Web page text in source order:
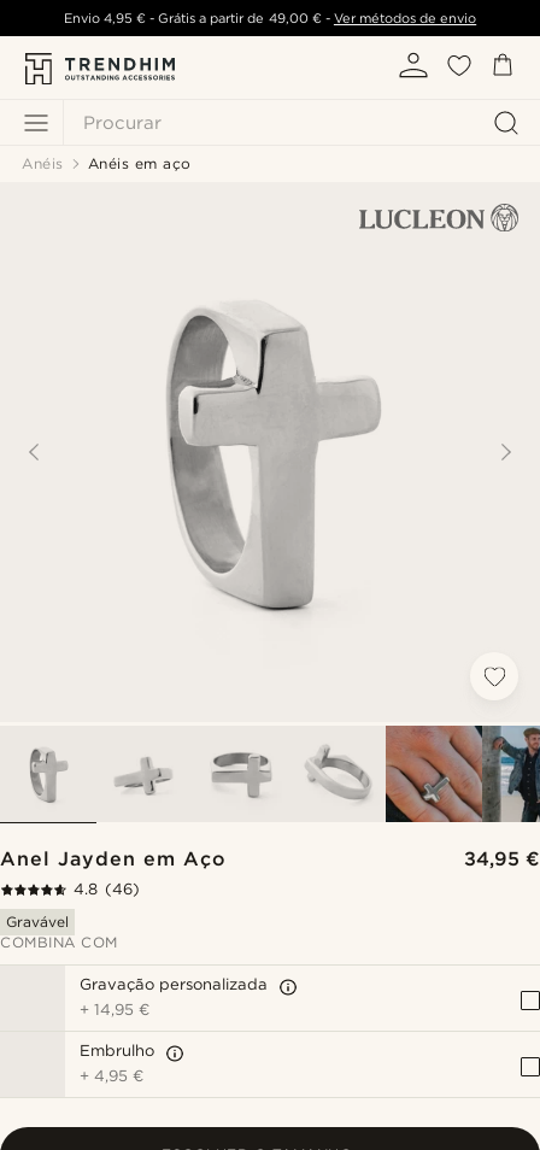
Procurar
Envio 4,95 €- Grátis a partir de 49,00 €- Ver métodos de envio
Anéis Anéis em aço
Anel Jayden em Aço 34,95 €
4.8 (46)
Gravável
COMBINA COM
Gravação personalizada
+14,95 €
Embrulho
+4,95 €